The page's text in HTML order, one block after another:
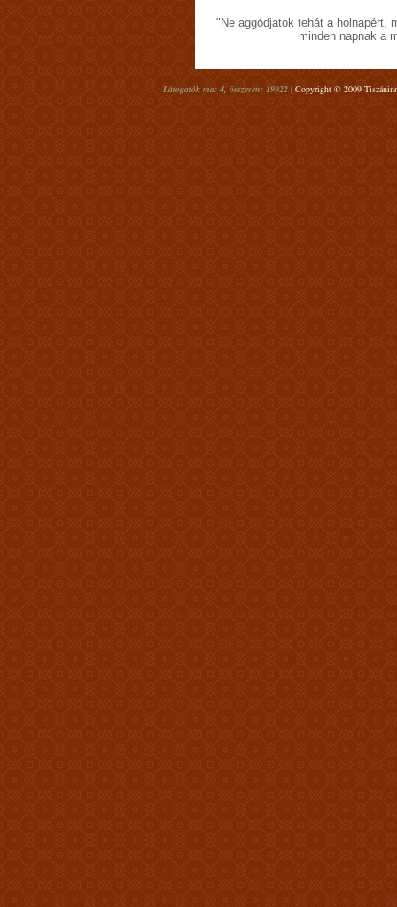
"Ne aggódjatok tehát a holnapért,
minden napnak a
Látogatók ma: 4, összesen: 19922 | Copyright © 2009